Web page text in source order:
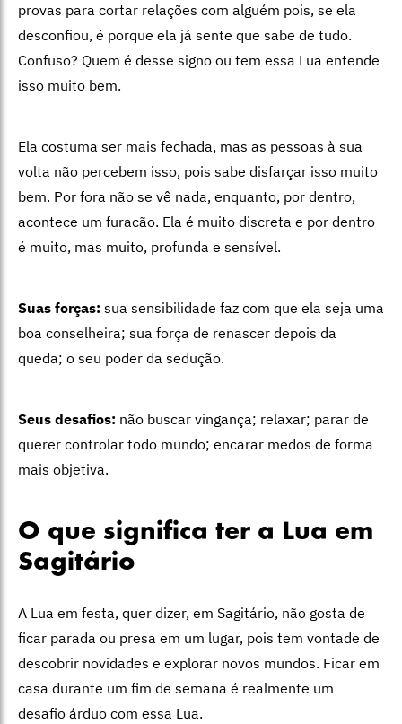
provas para cortar relações com alguém pois, se ela
desconfiou, é porque ela já sente que sabe de tudo.
Confuso? Quem é desse signo ou tem essa Lua entende
isso muito bem.
Ela costuma ser mais fechada, mas as pessoas à sua
volta não percebem isso, pois sabe disfarçar isso muito
bem. Por fora não se vê nada, enquanto, por dentro,
acontece um furacão. Ela é muito discreta e por dentro
é muito, mas muito, profunda e sensível.
Suas forças: sua sensibilidade faz com que ela seja uma
boa conselheira; sua força de renascer depois da
queda; o seu poder da sedução.
Seus desafios: não buscar vingança; relaxar; parar de
querer controlar todo mundo; encarar medos de forma
mais objetiva.
O que significa ter a Lua em
Sagitário
A Lua em festa, quer dizer, em Sagitário, não gosta de
ficar parada ou presa em um lugar, pois tem vontade de
descobrir novidades e explorar novos mundos. Ficar em
casa durante um fim de semana é realmente um
desafio árduo com essa Lua.